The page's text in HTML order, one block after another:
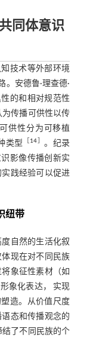
同体意识
技术等外部环境
安德鲁·理查德·
的和相对规范性
为传播可供性以传
供性分为可移植
类型
14
。纪录
影像传播创新实
践经验可以促进
纽带
自然的生活化叙
现在对不同民族
象征性素材（如
象化表达， 实现
造。从价值尺度
态和传播观念的
了不同民族的个